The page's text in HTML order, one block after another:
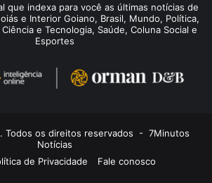
que indexa para você as últimas notícias de
e Interior Goiano, Brasil, Mundo, Política,
e Tecnologia, Saúde, Coluna Social e
Esportes
Todos os direitos reservados - 7Minutos
Notícias
de Privacidade Fale conosco